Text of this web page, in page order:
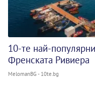
10-те най-
Френската Ривиера
MelomanBG - 10te.bg